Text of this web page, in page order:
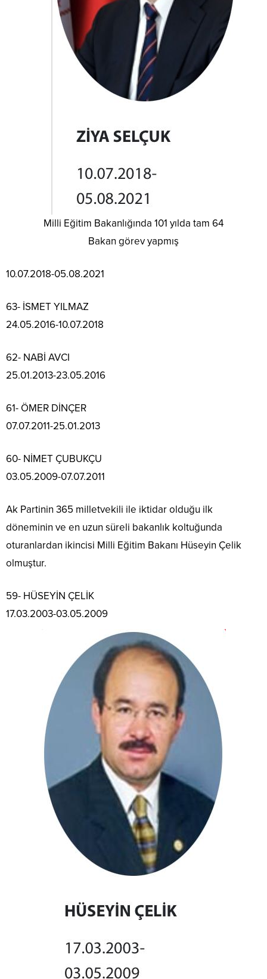
Milli Eğitim Bakanlığında 101 yılda tam 64
Bakan görev yapmış
10.07.2018-05.08.2021
63- İSMET YILMAZ
24.05.2016-10.07.2018
62- NABİ AVCI
25.01.2013-23.05.2016
61- ÖMER DİNÇER
07.07.2011-25.01.2013
60- NİMET ÇUBUKÇU
03.05.2009-07.07.2011
Ak Partinin 365 milletvekili ile iktidar olduğu ilk
döneminin ve en uzun süreli bakanlık koltuğunda
oturanlardan ikincisi Milli Eğitim Bakanı Hüseyin Çelik
olmuştur.
59- HÜSEYİN ÇELİK
17.03.2003-03.05.2009